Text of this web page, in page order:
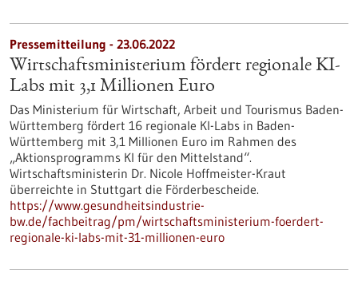
Pressemitteilung - 23.06.2022
Wirtschaftsministerium fördert regionale KI-
Labs mit 3,1 Millionen Euro
Das Ministerium für Wirtschaft, Arbeit und Tourismus Baden-
Württemberg fördert 16 regionale KI-Labs in Baden-
Württemberg mit 3,1 Millionen Euro im Rahmen des
„Aktionsprogramms KI für den Mittelstand“.
Wirtschaftsministerin Dr. Nicole Hoffmeister-Kraut
überreichte in Stuttgart die Förderbescheide.
https://www.gesundheitsindustrie-
bw.de/fachbeitrag/pm/wirtschaftsministerium-foerdert-
regionale-ki-labs-mit-31-millionen-euro